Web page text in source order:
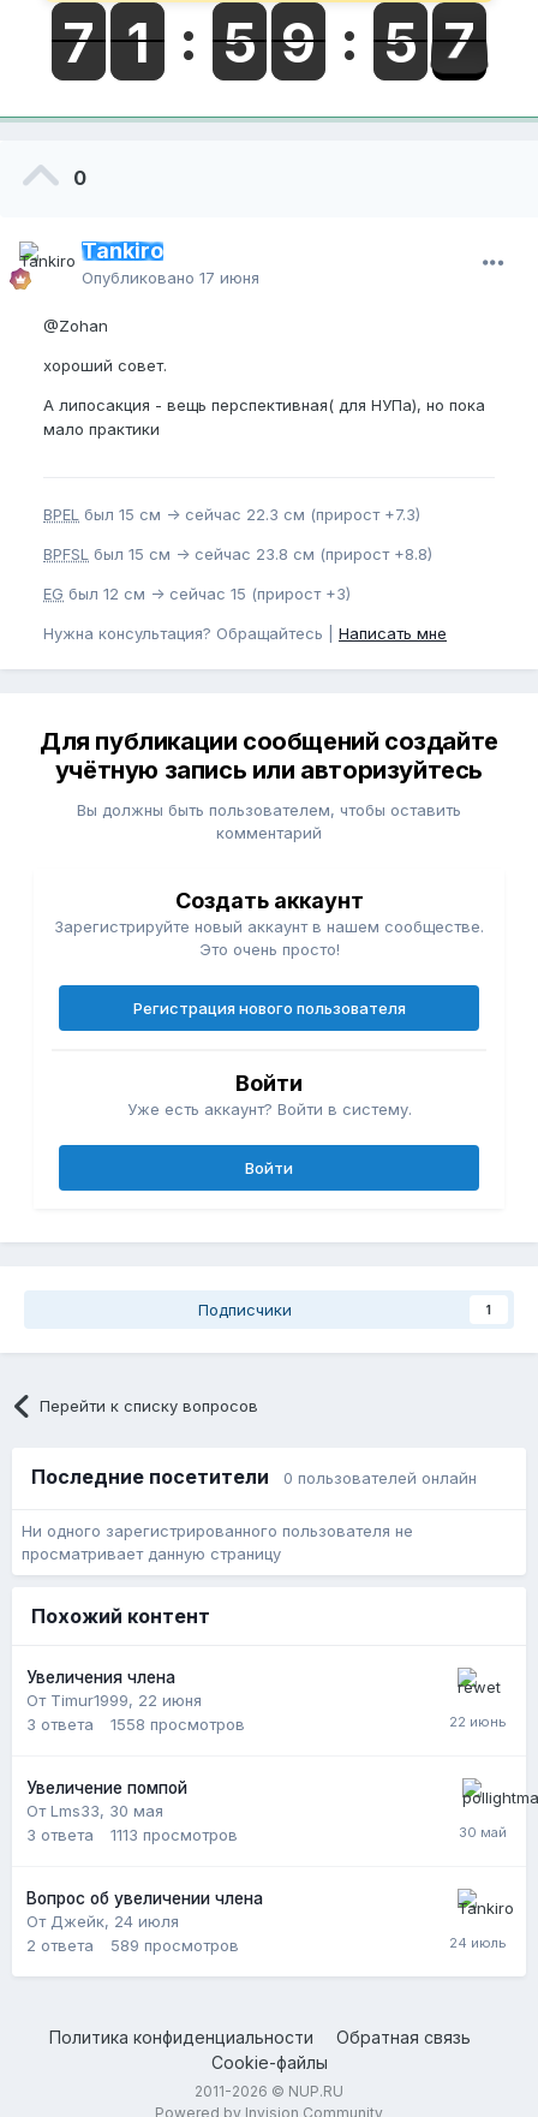
0
Tankiro
Опубликовано 17 июня
@Zohan
хороший совет.
А липосакция - вещь перспективная( для НУПа), но пока
мало практики
BPEL был 15 см -> сейчас 22.3 см (прирост +7.3)
BPFSL был 15 см -> сейчас 23.8 см (прирост +8.8)
EG был 12 см -> сейчас 15 (прирост +3)
Нужна консультация? Обращайтесь | Написать мне
Для публикации сообщений создайте
учётную запись или авторизуйтесь
Вы должны быть пользователем, чтобы оставить
комментарий
Создать аккаунт
Зарегистрируйте новый аккаунт в нашем сообществе.
Это очень просто!
Регистрация нового пользователя
Войти
Уже есть аккаунт? Войти в систему.
Войти
Подписчики 1
Перейти к списку вопросов
Последние посетители 0 пользователей онлайн
Ни одного зарегистрированного пользователя не
просматривает данную страницу
Похожий контент
Увеличения члена
От Timur1999, 22 июня
3 ответа 1558 просмотров
Увеличение помпой
От Lms33, 30 мая
3 ответа 1113 просмотров
Вопрос об увеличении члена
От Джейк, 24 июля
2 ответа 589 просмотров
Политика конфиденциальности
Обратная связь
Cookie-файлы
2011-2026 © NUP.RU
Powered by Invision Community